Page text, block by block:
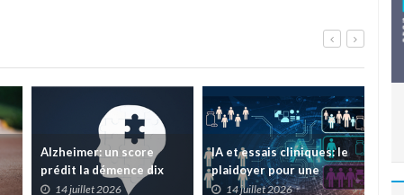
Alzheimer: un score
prédit la démence dix
ans avant les symptômes
14 juillet 2026
IA et essais cliniques: le
plaidoyer pour une
meilleure transparence
14 juillet 2026